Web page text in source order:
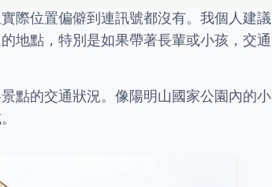
際位置偏僻到連訊號都沒有。我個人建議
地點，特別是如果帶著長輩或小孩，交通
景點的交通狀況。像陽明山國家公園內的小